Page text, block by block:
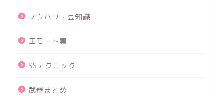
ノウハウ・豆知識
エモート集
SSテクニック
武器まとめ